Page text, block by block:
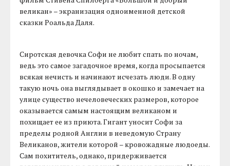
великан» – экранизация одноименной детской
сказки Роальда Даля.
Сиротская девочка Софи не любит спать по ночам,
ведь это самое загадочное время, когда просыпается
всякая нечисть и начинают исчезать люди. В одну
такую ночь она выглядывает в окошко и замечает на
улице существо нечеловеческих размеров, которое
оказывается самым настоящим великаном и
похищает ее из приюта. Гигант уносит Софи за
пределы родной Англии в неведомую Страну
Великанов, жители которой – кровожадные людоеды.
Сам похититель, однако, придерживается